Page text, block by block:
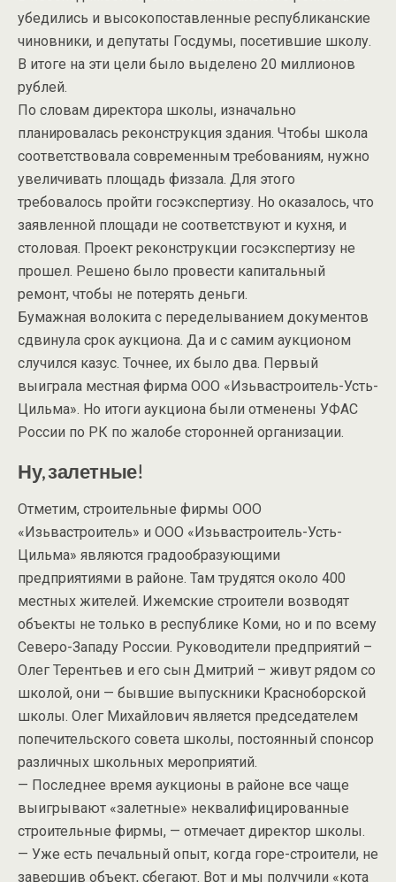
убедились и высокопоставленные республиканские
чиновники, и депутаты Госдумы, посетившие школу.
В итоге на эти цели было выделено 20 миллионов
рублей.
По словам директора школы, изначально
планировалась реконструкция здания. Чтобы школа
соответствовала современным требованиям, нужно
увеличивать площадь физзала. Для этого
требовалось пройти госэкспертизу. Но оказалось, что
заявленной площади не соответствуют и кухня, и
столовая. Проект реконструкции госэкспертизу не
прошел. Решено было провести капитальный
ремонт, чтобы не потерять деньги.
Бумажная волокита с переделыванием документов
сдвинула срок аукциона. Да и с самим аукционом
случился казус. Точнее, их было два. Первый
выиграла местная фирма ООО «Изьвастроитель-Усть-
Цильма». Но итоги аукциона были отменены УФАС
России по РК по жалобе сторонней организации.
Ну, залетные!
Отметим, строительные фирмы ООО
«Изьвастроитель» и ООО «Изьвастроитель-Усть-
Цильма» являются градообразующими
предприятиями в районе. Там трудятся около 400
местных жителей. Ижемские строители возводят
объекты не только в республике Коми, но и по всему
Северо-Западу России. Руководители предприятий –
Олег Терентьев и его сын Дмитрий – живут рядом со
школой, они — бывшие выпускники Красноборской
школы. Олег Михайлович является председателем
попечительского совета школы, постоянный спонсор
различных школьных мероприятий.
— Последнее время аукционы в районе все чаще
выигрывают «залетные» неквалифицированные
строительные фирмы, — отмечает директор школы.
— Уже есть печальный опыт, когда горе-строители, не
завершив объект, сбегают. Вот и мы получили «кота